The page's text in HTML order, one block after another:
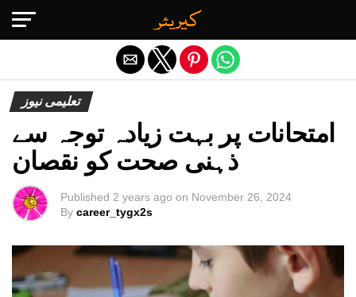
تعلیمی نیوز
امتحانات پر بہت زیادہ توجہ سے
ذہنی صحت کو نقصان
Published 2 years ago on November 26, 2024
By career_tygx2s
Exit mobile version